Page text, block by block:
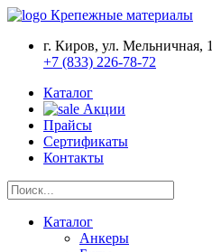
Крепежные материалы
г. Киров, ул. Мельничная, 1
+7 (833) 226-78-72
Каталог
Акции
Прайсы
Сертификаты
Контакты
Каталог
Анкеры